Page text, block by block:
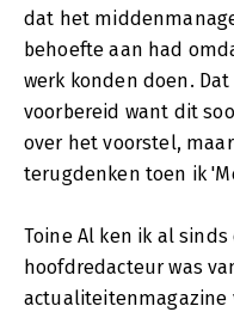
dat het
behoefte aan had
werk konden doen.
voorbereid want dit
over het voorstel,
terugdenken toen ik
Toine Al ken ik al
hoofdredacteur was
actualiteitenmagazine